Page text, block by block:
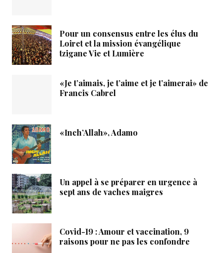
Pour un consensus entre les élus du
Loiret et la mission évangélique
tzigane Vie et Lumière
«Je t’aimais, je t’aime et je t’aimerai» de
Francis Cabrel
«Inch’Allah», Adamo
Un appel à se préparer en urgence à
sept ans de vaches maigres
Covid-19 : Amour et vaccination, 9
raisons pour ne pas les confondre